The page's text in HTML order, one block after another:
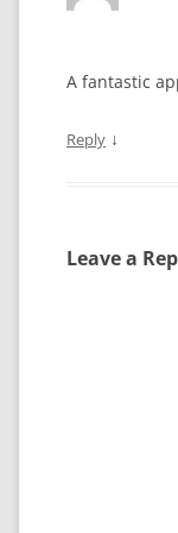
A fantastic
Reply ↓
Leave a